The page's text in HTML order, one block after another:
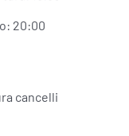
20:00
cancelli